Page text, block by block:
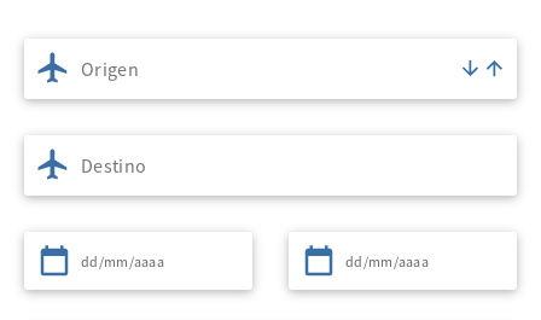
Origen
Destino
Partida Regreso